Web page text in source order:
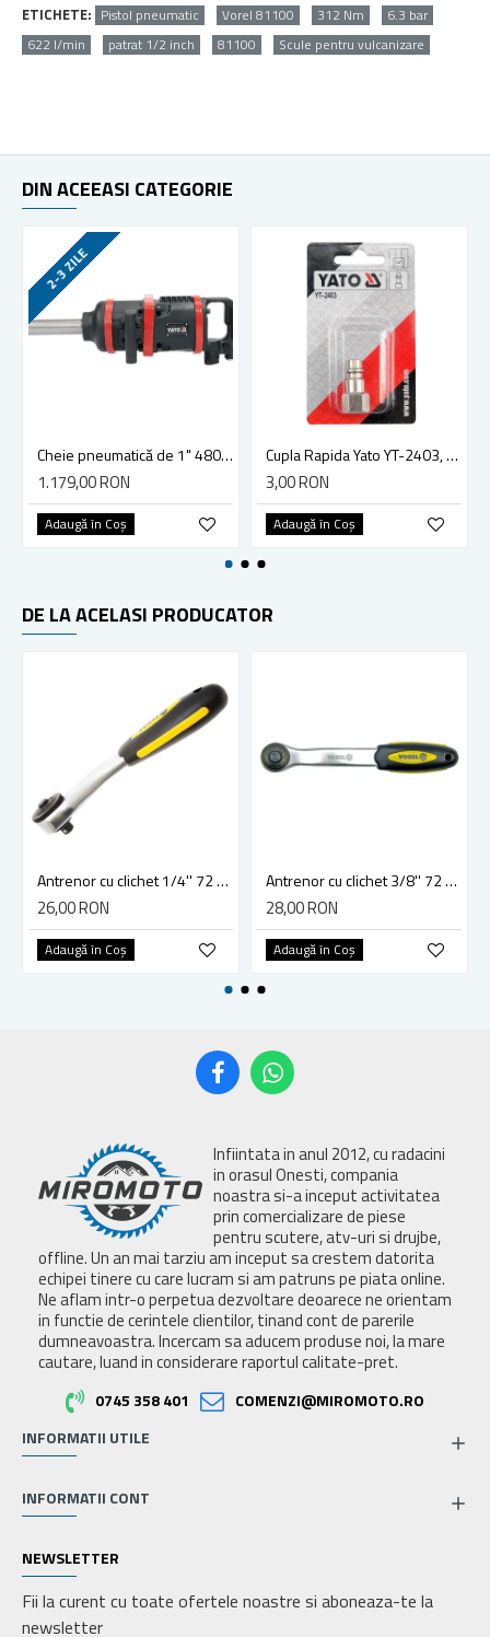
ETICHETE: Pistol pneumatic Vorel 81100 312 Nm
6.3 bar
622 l/min
patrat 1/2 inch 81100 Scule pentru vulcanizare
DIN ACEEASI CATEGORIE
2-3 ZILE
Cheie pneumatică de 1" 4800 Nm Yato YT-09618
1.179,00 RON
Adaugă în Coş
Cupla Rapida Yato YT-2403, Dimensiune 1/4, Filet Interior
3,00 RON
Adaugă în Coş
DE LA ACELASI PRODUCATOR
Antrenor cu clichet 1/4'' 72 dinti Vorel 53571
26,00 RON
Adaugă în Coş
Antrenor cu clichet 3/8'' 72 dinti 200mm, Vorel 53572
28,00 RON
Adaugă în Coş
Infiintata in anul 2012, cu radacini
in orasul Onesti, compania
noastra si-a inceput activitatea
prin comercializare de piese
pentru scutere, atv-uri si drujbe,
offline. Un an mai tarziu am inceput sa crestem datorita
echipei tinere cu care lucram si am patruns pe piata online.
Ne aflam intr-o perpetua dezvoltare deoarece ne orientam
in functie de cerintele clientilor, tinand cont de parerile
dumneavoastra. Incercam sa aducem produse noi, la mare
cautare, luand in considerare raportul calitate-pret.
0745 358 401
COMENZI@MIROMOTO.RO
INFORMATII UTILE
INFORMATII CONT
NEWSLETTER
Fii la curent cu toate ofertele noastre si aboneaza-te la
newsletter